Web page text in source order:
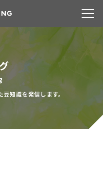
知識を発信します。